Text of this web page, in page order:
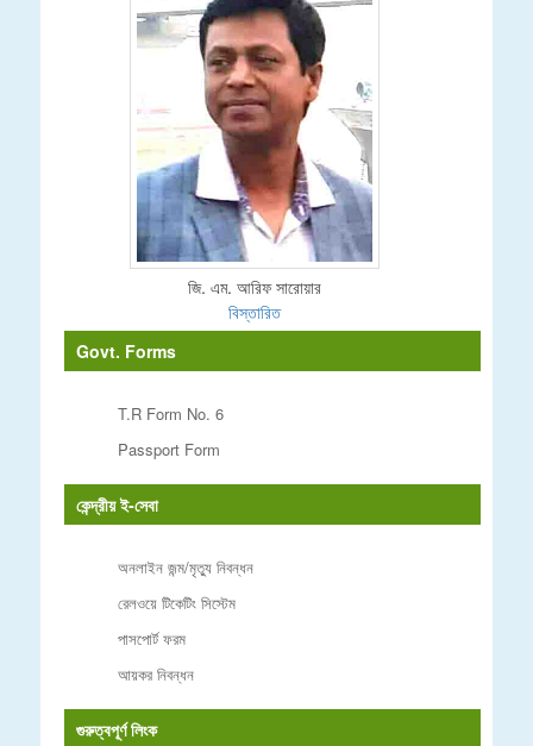
জি. এম. আরিফ সারোয়ার
বিস্তারিত
Govt. Forms
T.R Form No. 6
Passport Form
কেন্দ্রীয় ই-সেবা
অনলাইন জন্ম/মৃত্যু নিবন্ধন
রেলওয়ে টিকেটিং সিস্টেম
পাসপোর্ট ফরম
আয়কর নিবন্ধন
গুরুত্বপূর্ণ লিংক